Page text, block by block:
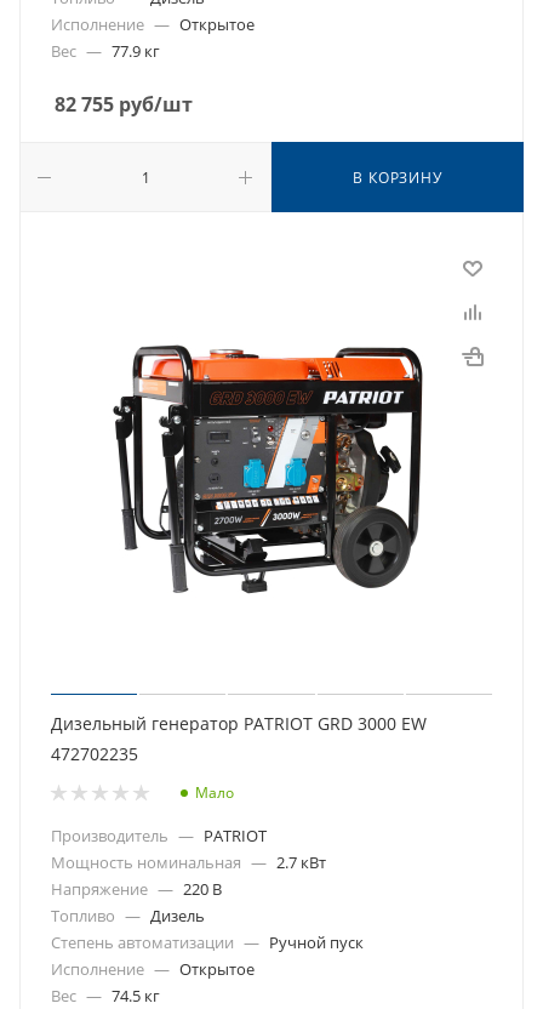
Исполнение — Открытое
Вес — 77.9 кг
82 755 руб/шт
В КОРЗИНУ
Дизельный генератор PATRIOT GRD 3000 EW
472702235
Мало
Производитель — PATRIOT
Мощность номинальная — 2.7 кВт
Напряжение — 220 В
Топливо — Дизель
Степень автоматизации — Ручной пуск
Исполнение — Открытое
Вес — 74.5 кг